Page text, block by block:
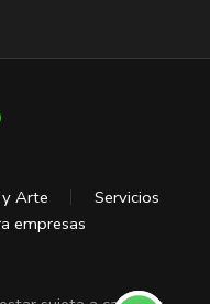
Arte
Servicios
empresas